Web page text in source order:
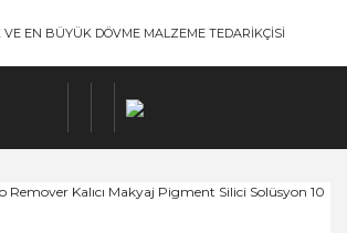
EN BÜYÜK DÖVME MALZEME TEDARİKÇİSİ